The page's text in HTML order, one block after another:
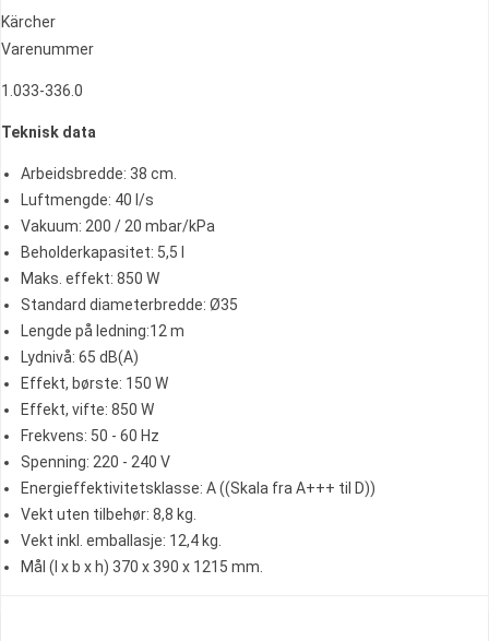
Kärcher
Varenummer
1.033-336.0
Teknisk data
Arbeidsbredde: 38 cm.
Luftmengde: 40 l/s
Vakuum: 200 / 20 mbar/kPa
Beholderkapasitet: 5,5 l
Maks. effekt: 850 W
Standard diameterbredde: Ø35
Lengde på ledning:12 m
Lydnivå: 65 dB(A)
Effekt, børste: 150 W
Effekt, vifte: 850 W
Frekvens: 50 - 60 Hz
Spenning: 220 - 240 V
Energieffektivitetsklasse: A ((Skala fra A+++ til D))
Vekt uten tilbehør: 8,8 kg.
Vekt inkl. emballasje: 12,4 kg.
Mål (l x b x h) 370 x 390 x 1215 mm.